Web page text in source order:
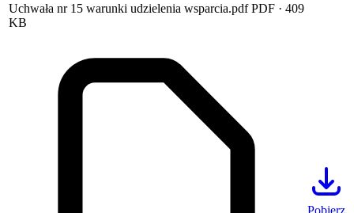
Uchwała nr 15 warunki udzielenia wsparcia.pdf PDF · 409
KB
Pobierz